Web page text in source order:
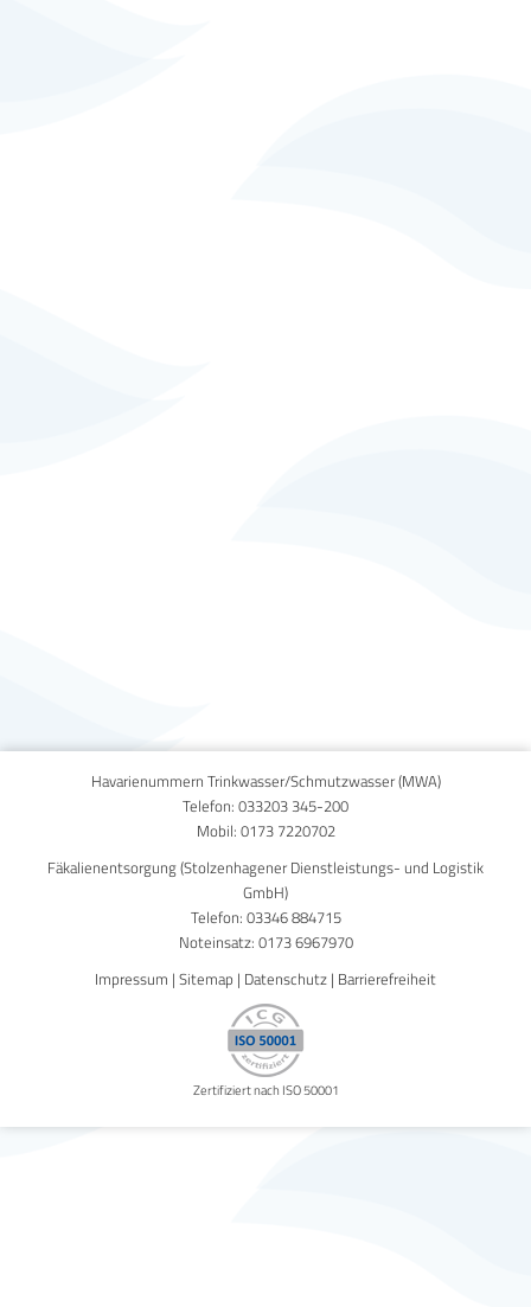
Published on30. September 2020
Havarienummern Trinkwasser/Schmutzwasser (MWA)
Telefon: 033203 345-200
Mobil: 0173 7220702
Fäkalienentsorgung (Stolzenhagener Dienstleistungs- und Logistik
GmbH)
Telefon: 03346 884715
Noteinsatz: 0173 6967970
Impressum | Sitemap | Datenschutz | Barrierefreiheit
Zertifiziert nach ISO 50001